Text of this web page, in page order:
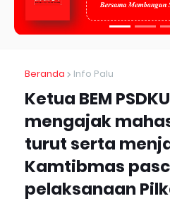
Beranda Info Palu
Ketua BEM
mengajak
turut serta
Kamtibmas
pelaksanaan